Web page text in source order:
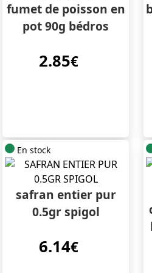
fumet de poisson en
pot 90g bédros
2.85€
En stock
safran entier pur
0.5gr spigol
6.14€